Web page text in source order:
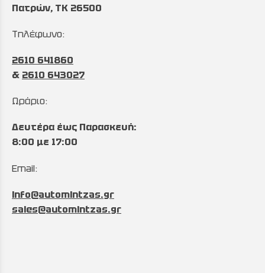
Πατρών, TK 26500
Τηλέφωνο:
2610 641860
& 2610 643027
Ωράριο:
Δευτέρα έως Παρασκευή:
8:00 με 17:00
Email:
info@automintzas.gr
sales@automintzas.gr